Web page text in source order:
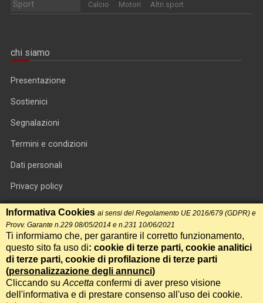
Sport Calcio Motori Altri sport
chi siamo
Presentazione
Sostienici
Segnalazioni
Termini e condizioni
Dati personali
Privacy policy
Informativa cookie
RSS feed
RSS Top News
Contatti
Informativa Cookies ai sensi del Regolamento UE 2016/679 (GDPR) e
Provv. Garante n.229 08/05/2014 e n.231 10/06/2021
Ti informiamo che, per garantire il corretto funzionamento,
questo sito fa uso di: cookie di terze parti, cookie analitici
di terze parti, cookie di profilazione di terze parti
(personalizzazione degli annunci)
Cliccando su Accetta confermi di aver preso visione
dell'informativa e di prestare consenso all'uso dei cookie.